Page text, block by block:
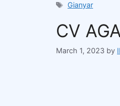
Gianyar
CV
March 1, 2023 by